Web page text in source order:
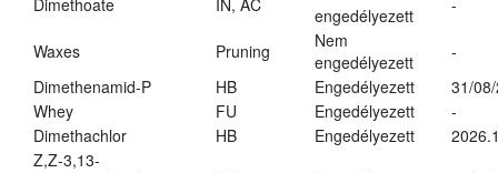
Dimethoate IN, AC
engedélyezett
-
Waxes Pruning
Nem
engedélyezett
-
Dimethenamid-P
HB Engedélyezett
31/
Whey
FU Engedélyezett
-
Dimethachlor
HB Engedélyezett
Z,Z-3,13-